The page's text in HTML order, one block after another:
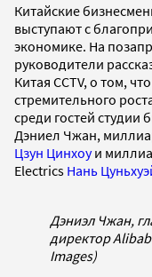
Китайские
выступают с
экономике. На
руководители
Китая CCTV, о том,
стремительного
среди гостей
Дэниел Чжан,
Цзун Цинхоуи
Electrics Нань
Дэниэл Чжан,
директор
Images)